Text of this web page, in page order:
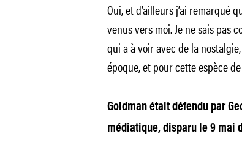
Oui, et d’ailleurs j’ai remarqué
venus vers moi. Je ne sais pas
qui a à voir avec de la
époque, et pour cette espèce
Goldman était défendu par
médiatique, disparu le 9 mai